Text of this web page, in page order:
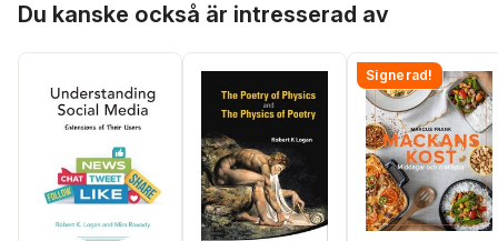
Du kanske också är intresserad av
Signerad!